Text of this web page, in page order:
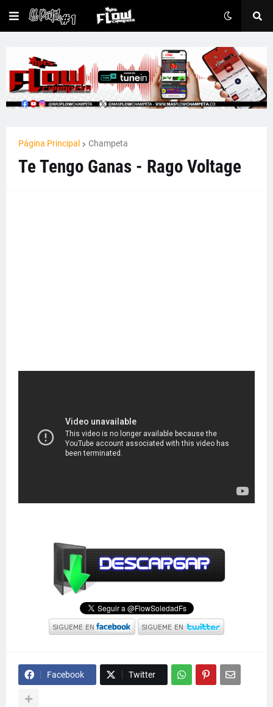
Página Principal Champeta
Te Tengo Ganas - Rago Voltage
Facebook Twitter